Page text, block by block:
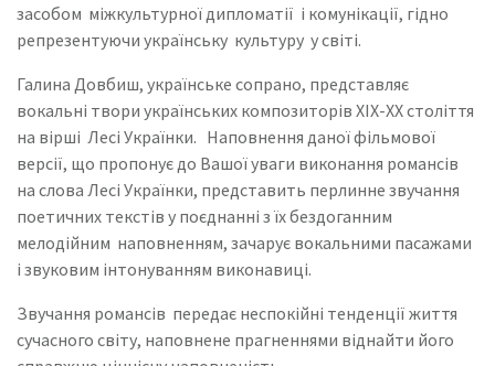
засобом міжкультурної дипломатії і комунікації, гідно
репрезентуючи українську культуру у світі.
Галина Довбиш, українське сопрано, представляє
вокальні твори українських композиторів XIX-XX століття
на вірші Лесі Українки. Наповнення даної фільмової
версії, що пропонує до Вашої уваги виконання романсів
на слова Лесі Українки, представить перлинне звучання
поетичних текстів у поєднанні з їх бездоганним
мелодійним наповненням, зачарує вокальними пасажами
і звуковим інтонуванням виконавиці.
Звучання романсів передає неспокійні тенденції життя
сучасного світу, наповнене прагненнями віднайти його